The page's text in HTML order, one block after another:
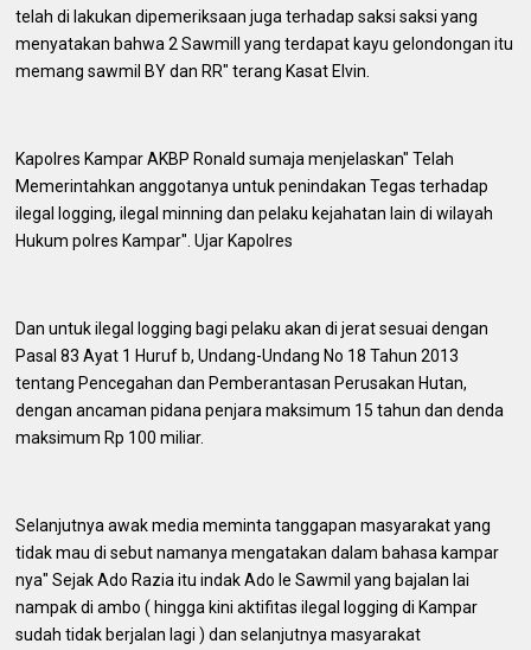
telah di lakukan dipemeriksaan juga terhadap saksi saksi yang
menyatakan bahwa 2 Sawmill yang terdapat kayu gelondongan itu
memang sawmil BY dan RR" terang Kasat Elvin.
Kapolres Kampar AKBP Ronald sumaja menjelaskan" Telah
Memerintahkan anggotanya untuk penindakan Tegas terhadap
ilegal logging, ilegal minning dan pelaku kejahatan lain di wilayah
Hukum polres Kampar". Ujar Kapolres
Dan untuk ilegal logging bagi pelaku akan di jerat sesuai dengan
Pasal 83 Ayat 1 Huruf b, Undang-Undang No 18 Tahun 2013
tentang Pencegahan dan Pemberantasan Perusakan Hutan,
dengan ancaman pidana penjara maksimum 15 tahun dan denda
maksimum Rp 100 miliar.
Selanjutnya awak media meminta tanggapan masyarakat yang
tidak mau di sebut namanya mengatakan dalam bahasa kampar
nya" Sejak Ado Razia itu indak Ado le Sawmil yang bajalan lai
nampak di ambo ( hingga kini aktifitas ilegal logging di Kampar
sudah tidak berjalan lagi ) dan selanjutnya masyarakat